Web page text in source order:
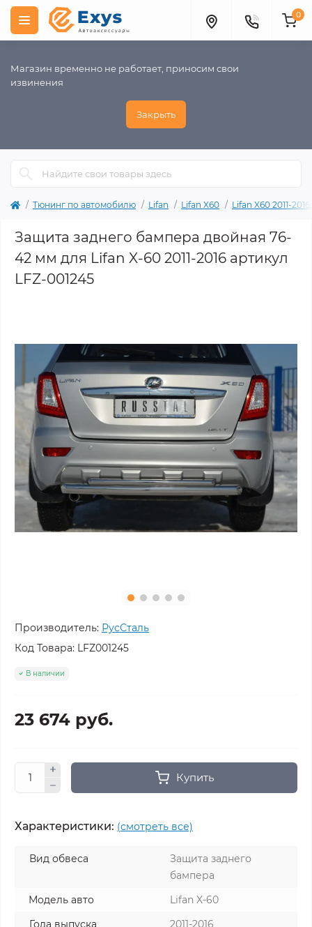
Магазин временно не работает, приносим свои
извинения
Закрыть
0
Тюнинг по автомобилю Lifan Lifan X60 Lifan X60 2011-2016
Защита заднего бампера двойная 76-
42 мм для Lifan X-60 2011-2016 артикул
LFZ-001245
Производитель: РусСталь
Код Товара: LFZ001245
В наличии
23 674 руб.
Купить
Характеристики: (смотреть все)
Вид обвеса
Защита заднего
бампера
Модель авто
Lifan X-60
Года выпуска
2011-2016